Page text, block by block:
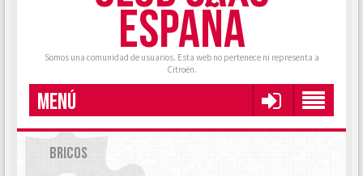
ESPAÑA
Somos una comunidad de usuarios. Esta web no pertenece ni representa a
Citroën.
MENÚ
BRICOS